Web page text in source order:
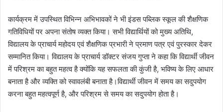
कार्यक्रम में उपस्थित विभिन्न अभिभावकों ने भी इंडस पब्लिक स्कूल की शैक्षणिक
गतिविधियों पर अपना संतोष व्यक्त किया। सभी विद्यार्थियों को मुख्य अतिथि,
विद्यालय के प्राचार्य महोदय एवं शैक्षणिक प्रभारी ने प्रमाण पत्र एवं पुरस्कार देकर
सम्मानित किया। विद्यालय के प्राचार्य डॉक्टर संजय गुप्ता ने कहा कि विद्यार्थी जीवन
में परिश्रम का बहुत महत्व है क्योंकि यह सफलता की कुंजी है, भविष्य के लिए आधार
बनाता है और व्यक्ति को स्वावलंबी बनाता है।विद्यार्थी जीवन में समय का सदुपयोग
करना बहुत महत्वपूर्ण है, और परिश्रम से समय का सदुपयोग होता है।